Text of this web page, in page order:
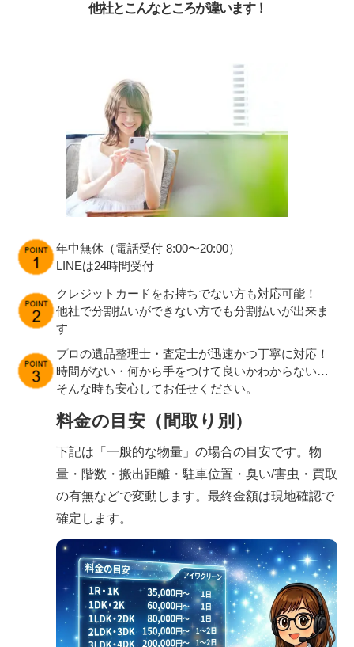
他社とこんなところが違います！
年中無休（電話受付 8:00〜20:00）
LINEは24時間受付
クレジットカードをお持ちでない方も対応可能！
他社で分割払いができない方でも分割払いが出来ま
す
プロの遺品整理士・査定士が迅速かつ丁寧に対応！
時間がない・何から手をつけて良いかわからない…
そんな時も安心してお任せください。
料金の目安（間取り別）
下記は「一般的な物量」の場合の目安です。物
量・階数・搬出距離・駐車位置・臭い/害虫・買取
の有無などで変動します。最終金額は現地確認で
確定します。